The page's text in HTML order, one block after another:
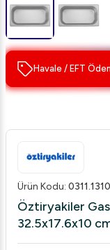
Havale / EFT
Ürün Kodu:
Öztiryakiler
32.5x17.6x10